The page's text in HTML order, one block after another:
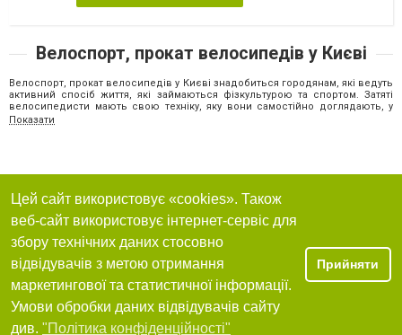
Велоспорт, прокат велосипедів у Києві
Велоспорт, прокат велосипедів у Києві знадобиться городянам, які ведуть
активний спосіб життя, які займаються фізкультурою та спортом. Затяті
велосипедисти мають свою техніку, яку вони самостійно доглядають, у
разі потреби ремонтують. Якщо ж людині просто хочеться покататися,
будь-який з варіантів, звертайтеся за існуючими телефонами та адресами.
Працівники готові дати відповіді на запитання та консультацію щодо
сервісу. На корпоративних сторінках в інтернеті знаходиться інформація та
прайс за послуги. Сплатити замовлення можна через інтернет та при
отриманні. Можна прочитати відгуки людей, які користувалися сервісом.
Загальна інформація про прокат транспорту
У спеціалізованих пунктах прокату великов надаються такі види цього
транспортного засобу:
прогулянковий;
триколісний;
Показати
Цей сайт використовує «cookies». Також
веб-сайт використовує інтернет-сервіс для
збору технічних даних стосовно
відвідувачів з метою отримання
маркетингової та статистичної інформації.
Умови обробки даних відвідувачів сайту
див. "Політика конфіденційності"
Прийняти